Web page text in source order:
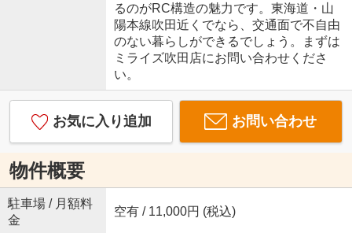
るのがRC構造の魅力です。東海道・山
陽本線吹田近くでなら、交通面で不自由
のない暮らしができるでしょう。まずは
ミライズ吹田店にお問い合わせくださ
い。
お気に入り追加 お問い合わせ
物件概要
駐車場 / 月額料
金
空有 / 11,000円 (税込)